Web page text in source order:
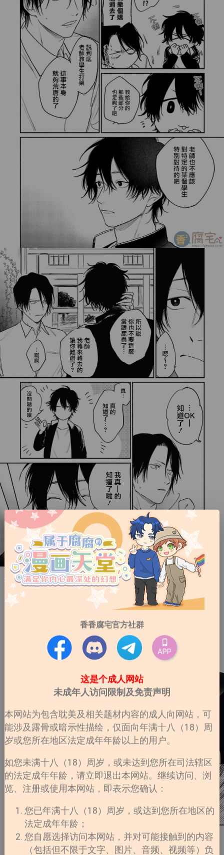
香香腐宅官方社群
APP
这是个成人网站
未成年人访问限制及免责声明
本网站为包含耽美及相关题材内容的成人向网站，可
能涉及露骨或暗示性描绘，仅面向年满十八（18）周
岁或您所在地区法定成年年龄以上的用户。
如您未满十八（18）周岁，或未达到您所在司法辖区
的法定成年年龄，请立即退出本网站。继续访问、浏
览、注册或使用本网站，即表示您确认：
您已年满十八（18）周岁，或达到您所在地区的
法定成年年龄；
您自愿选择访问本网站，并对可能接触到的内容
（包括但不限于文字、图片、音频、视频等）负